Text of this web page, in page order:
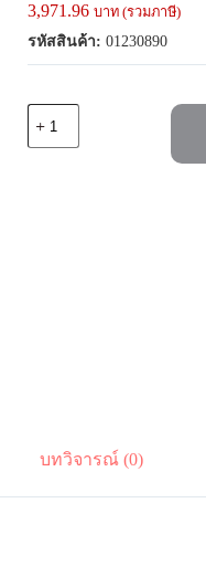
3,971.96 บาท (รวมภาษี)
รหัสสินค้า: 01230890
บทวิจารณ์ (0)